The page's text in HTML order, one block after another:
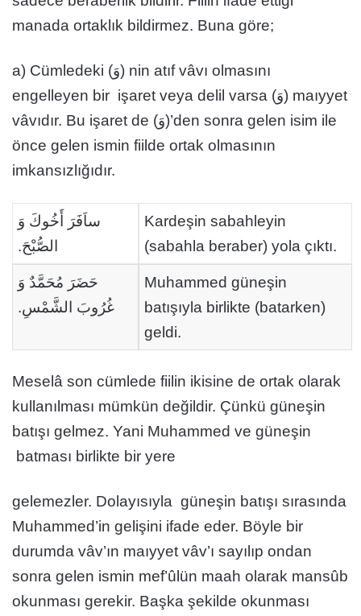
manada ortaklık bildirmez. Buna göre;
a) Cümledeki (وَ) nin atıf vâvı olmasını
engelleyen bir işaret veya delil varsa (وَ) maıyyet
vâvıdır. Bu işaret de (وَ)’den sonra gelen isim ile
önce gelen ismin fiilde ortak olmasının
imkansızlığıdır.
ساَفَرَ أَخُوكَ وَ
الصُّبْحَ.
Kardeşin sabahleyin
(sabahla beraber) yola çıktı.
حَضَرَ مُحَمَّدٌ وَ
غُرُوبَ الشَّمْسِ.
Muhammed güneşin
batışıyla birlikte (batarken)
geldi.
Meselâ son cümlede fiilin ikisine de ortak olarak
kullanılması mümkün değildir. Çünkü güneşin
batışı gelmez. Yani Muhammed ve güneşin
batması birlikte bir yere
gelemezler. Dolayısıyla güneşin batışı sırasında
Muhammed’in gelişini ifade eder. Böyle bir
durumda vâv’ın maıyyet vâv’ı sayılıp ondan
sonra gelen ismin mef’ûlün maah olarak mansûb
okunması gerekir. Başka şekilde okunması